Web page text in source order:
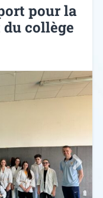
pour la
collège